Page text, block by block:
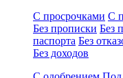
С просрочками С
Без прописки Без
паспорта Без
Без доходов